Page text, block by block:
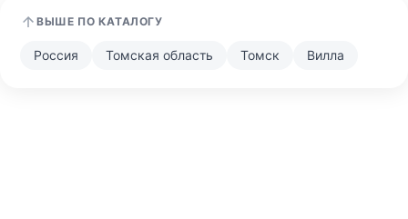
ВЫШЕ ПО КАТАЛОГУ
Россия Томская область Томск Вилла